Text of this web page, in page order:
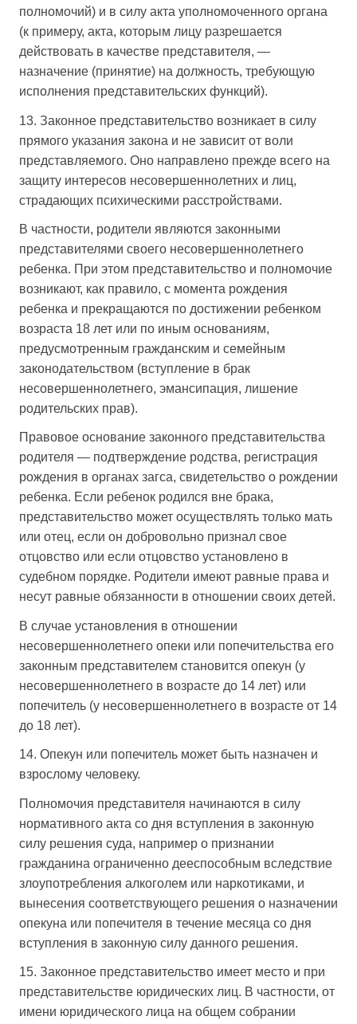
полномочий) и в силу акта уполномоченного органа
(к примеру, акта, которым лицу разрешается
действовать в качестве представителя, —
назначение (принятие) на должность, требующую
исполнения представительских функций).
13. Законное представительство возникает в силу
прямого указания закона и не зависит от воли
представляемого. Оно направлено прежде всего на
защиту интересов несовершеннолетних и лиц,
страдающих психическими расстройствами.
В частности, родители являются законными
представителями своего несовершеннолетнего
ребенка. При этом представительство и полномочие
возникают, как правило, с момента рождения
ребенка и прекращаются по достижении ребенком
возраста 18 лет или по иным основаниям,
предусмотренным гражданским и семейным
законодательством (вступление в брак
несовершеннолетнего, эмансипация, лишение
родительских прав).
Правовое основание законного представительства
родителя — подтверждение родства, регистрация
рождения в органах загса, свидетельство о рождении
ребенка. Если ребенок родился вне брака,
представительство может осуществлять только мать
или отец, если он добровольно признал свое
отцовство или если отцовство установлено в
судебном порядке. Родители имеют равные права и
несут равные обязанности в отношении своих детей.
В случае установления в отношении
несовершеннолетнего опеки или попечительства его
законным представителем становится опекун (у
несовершеннолетнего в возрасте до 14 лет) или
попечитель (у несовершеннолетнего в возрасте от 14
до 18 лет).
14. Опекун или попечитель может быть назначен и
взрослому человеку.
Полномочия представителя начинаются в силу
нормативного акта со дня вступления в законную
силу решения суда, например о признании
гражданина ограниченно дееспособным вследствие
злоупотребления алкоголем или наркотиками, и
вынесения соответствующего решения о назначении
опекуна или попечителя в течение месяца со дня
вступления в законную силу данного решения.
15. Законное представительство имеет место и при
представительстве юридических лиц. В частности, от
имени юридического лица на общем собрании